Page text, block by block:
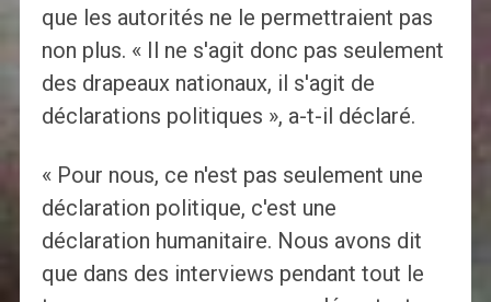
que les autorités ne le permettraient pas
non plus. « Il ne s'agit donc pas seulement
des drapeaux nationaux, il s'agit de
déclarations politiques », a-t-il déclaré.
« Pour nous, ce n'est pas seulement une
déclaration politique, c'est une
déclaration humanitaire. Nous avons dit
que dans des interviews pendant tout le